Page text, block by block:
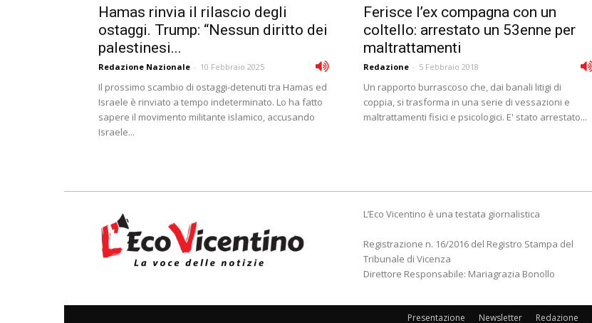
Hamas rinvia il rilascio degli
ostaggi. Trump: “Nessun diritto dei
palestinesi...
Redazione Nazionale - 10 Febbraio 2025
Il prossimo scambio di ostaggi-detenuti tra Hamas ed
Israele è rinviato a tempo indeterminato. Lo ha fatto
sapere il movimento militante islamico, accusando
Israele...
Ferisce l’ex compagna con un
coltello: arrestato un 53enne per
maltrattamenti
Redazione - 5 Febbraio 2018
Un rapporto burrascoso che, dai banali litigi di
coppia, si trasforma in una serie di vessazioni e
maltrattamenti fisici e psicologici. E' stato arrestato...
L’Eco Vicentino è una testata giornalistica
Registrazione n. 16/2016 del Registro Stampa del
Tribunale di Vicenza
Direttore Responsabile: Mariagrazia Bonollo
Presentazione Newsletter Redazione